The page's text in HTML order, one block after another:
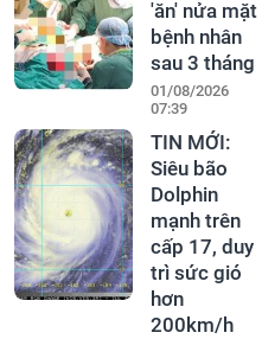
'ăn' nửa mặt
bệnh nhân
sau 3 tháng
01/08/2026
07:39
TIN MỚI:
Siêu bão
Dolphin
mạnh trên
cấp 17, duy
trì sức gió
hơn
200km/h